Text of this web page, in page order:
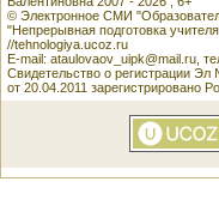
© Электронное СМИ
"Непрерывная подготовка
//tehnologiya.ucoz.ru
E-mail: ataulovaov_uipk@mail.ru,
Свидетельство о регистрации
от 20.04.2011 зарегистрировано